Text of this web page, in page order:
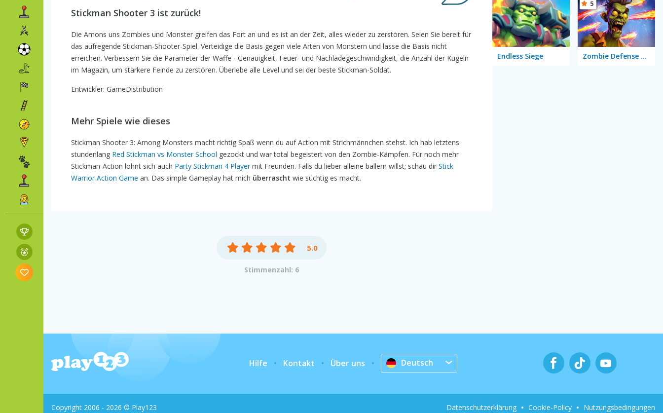
Stickman Shooter 3 ist zurück!
Die Amons uns Zombies und Monster greifen das Fort an und es ist an der Zeit, alles wieder zu zerstören. Seien Sie bereit für
das aufregende Stickman-Shooter-Spiel. Verteidige die Basis gegen viele Arten von Monstern und lasse die Basis nicht
erreichen. Verbessern Sie die Parameter der Waffe - Genauigkeit, Feuer- und Nachladegeschwindigkeit, die Anzahl der Kugeln
im Magazin, um stärkere Feinde zu zerstören. Überlebe alle Level und sei der beste Stickman-Soldat.
Entwickler: GameDistribution
Mehr Spiele wie dieses
Stickman Shooter 3: Among Monsters macht richtig Spaß wenn du auf Action mit Strichmännchen stehst. Ich hab letztens
stundenlang Red Stickman vs Monster School gezockt und war total begeistert von den Zombie-Kämpfen. Für noch mehr
Stickman-Action lohnt sich auch Party Stickman 4 Playermit Freunden. Falls du lieber alleine ballern willst; schau dir Stick
Warrior Action Game an. Das simple Gameplay hat mich überrascht wie süchtig es macht.
5.0
Stimmenzahl: 6
Endless Siege Zombie Defense War
5
Hilfe Kontakt Über uns Deutsch
Copyright 2006 - 2026 © Play123 Datenschutzerklärung Cookie-Policy Nutzungsbedingungen